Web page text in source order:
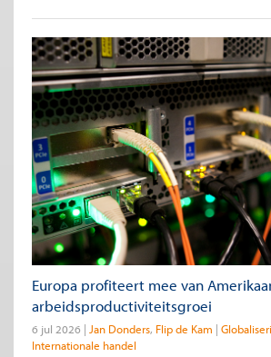
Europa profiteert mee van
arbeidsproductiviteitsgroei
6 jul 2026 Jan Donders Flip de Kam
Internationale handel